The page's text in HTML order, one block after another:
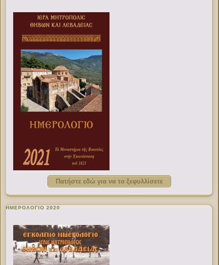
Πατήστε εδώ για να το ξεφυλλίσετε
ΗΜΕΡΟΛΟΓΙΟ 2020